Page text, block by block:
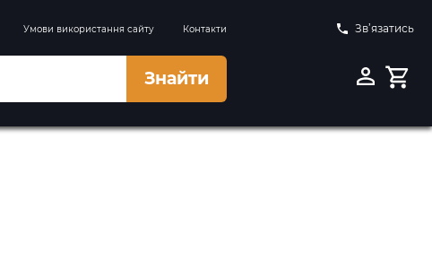
Умови використання сайту Контакти Зв’язатись
Знайти